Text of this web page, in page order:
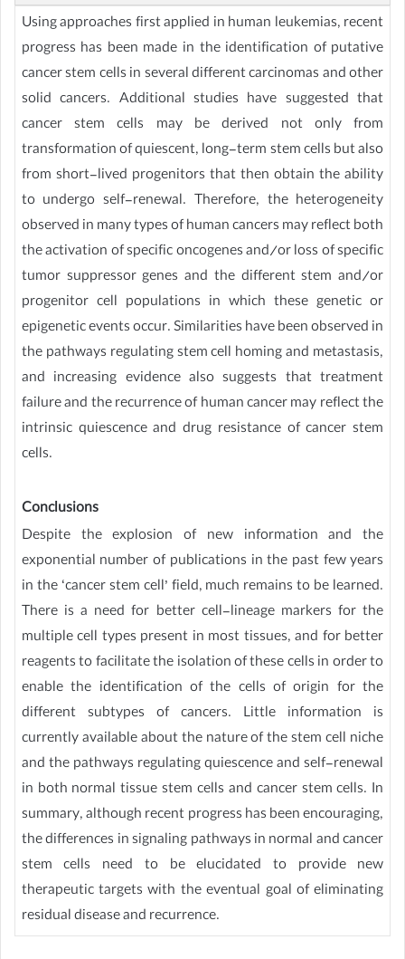
Using approaches first applied in human leukemias, recent
progress has been made in the identification of putative
cancer stem cells in several different carcinomas and other
solid cancers. Additional studies have suggested that
cancer stem cells may be derived not only from
transformation of quiescent, long-term stem cells but also
from short-lived progenitors that then obtain the ability
to undergo self-renewal. Therefore, the heterogeneity
observed in many types of human cancers may reflect both
the activation of specific oncogenes and/or loss of specific
tumor suppressor genes and the different stem and/or
progenitor cell populations in which these genetic or
epigenetic events occur. Similarities have been observed in
the pathways regulating stem cell homing and metastasis,
and increasing evidence also suggests that treatment
failure and the recurrence of human cancer may reflect the
intrinsic quiescence and drug resistance of cancer stem
cells.
Conclusions
Despite the explosion of new information and the
exponential number of publications in the past few years
in the ‘cancer stem cell’ field, much remains to be learned.
There is a need for better cell-lineage markers for the
multiple cell types present in most tissues, and for better
reagents to facilitate the isolation of these cells in order to
enable the identification of the cells of origin for the
different subtypes of cancers. Little information is
currently available about the nature of the stem cell niche
and the pathways regulating quiescence and self-renewal
in both normal tissue stem cells and cancer stem cells. In
summary, although recent progress has been encouraging,
the differences in signaling pathways in normal and cancer
stem cells need to be elucidated to provide new
therapeutic targets with the eventual goal of eliminating
residual disease and recurrence.